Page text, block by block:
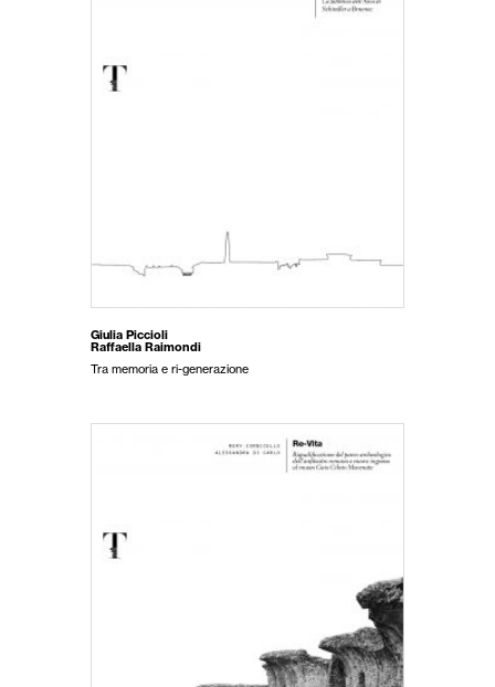
Giulia Piccioli
Raffaella Raimondi
Tra memoria e ri-generazione